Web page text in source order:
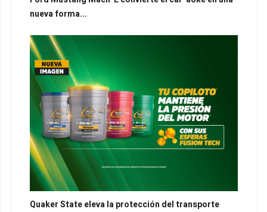
nueva forma...
Quaker State eleva la protección del transporte